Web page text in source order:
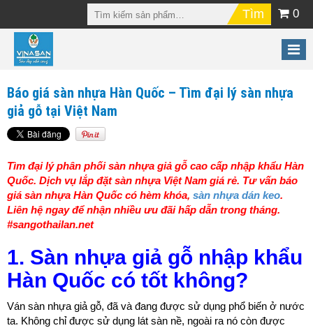
0
Báo giá sàn nhựa Hàn Quốc – Tìm đại lý sàn nhựa
giả gỗ tại Việt Nam
Tìm đại lý phân phối sàn nhựa giả gỗ cao cấp nhập khẩu Hàn
Quốc. Dịch vụ lắp đặt sàn nhựa Việt Nam giá rẻ. Tư vấn báo
giá sàn nhựa Hàn Quốc có hèm khóa, sàn nhựa dán keo.
Liên hệ ngay để nhận nhiều ưu đãi hấp dẫn trong tháng.
#sangothailan.net
1. Sàn nhựa giả gỗ nhập khẩu
Hàn Quốc có tốt không?
Ván sàn nhựa giả gỗ, đã và đang được sử dụng phổ biến ở nước
ta. Không chỉ được sử dụng lát sàn nề, ngoài ra nó còn được